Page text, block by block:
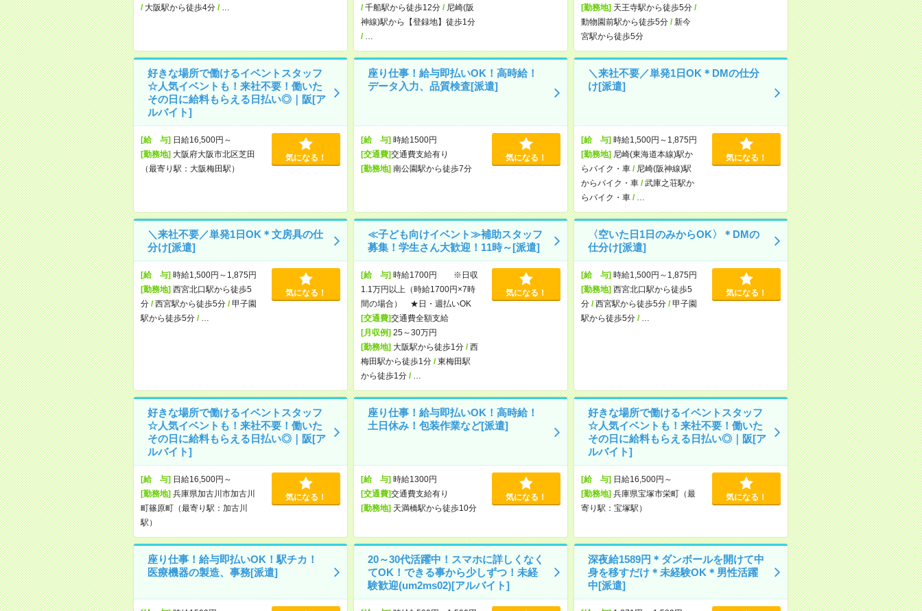
/ 大阪駅から徒歩4分/
/千船駅から徒歩12分/ 尼崎(阪
神線)駅から【登録地】徒歩1分
/
[勤務地]天王寺駅から徒歩5分/
動物園前駅から徒歩5分/新今
宮駅から徒歩5分
好きな場所で働けるイベントスタッフ
☆人気イベントも！来社不要！働いた
その日に給料もらえる日払い◎｜阪[ア
ルバイト]
[給 与]日給16,500円～
[勤務地]大阪府大阪市北区芝田
（最寄り駅：大阪梅田駅）
気になる！
座り仕事！給与即払いOK！高時給！
データ入力、品質検査[派遣]
[給 与]時給1500円
[交通費]交通費支給有り
[勤務地]南公園駅から徒歩7分
気になる！
＼来社不要／単発1日OK＊DMの仕分
け[派遣]
[給 与]時給1,500円～1,875円
[勤務地]尼崎(東海道本線)駅か
らバイク・車/ 尼崎(阪神線)駅
からバイク・車/武庫之荘駅か
らバイク・車/
気になる！
＼来社不要／単発1日OK＊文房具の仕
分け[派遣]
[給 与]時給1,500円～1,875円
[勤務地]西宮北口駅から徒歩5
分/西宮駅から徒歩5分/甲子園
駅から徒歩5分/
気になる！
≪子ども向けイベント≫補助スタッフ
募集！学生さん大歓迎！11時～[派遣]
[給 与]時給1700円 ※日収
1.1万円以上（時給1700円×7時
間の場合） ★日・週払いOK
[交通費]交通費全額支給
[月収例]25～30万円
[勤務地]大阪駅から徒歩1分/西
梅田駅から徒歩1分/東梅田駅
から徒歩1分/
気になる！
〈空いた日1日のみからOK〉＊DMの
仕分け[派遣]
[給 与]時給1,500円～1,875円
[勤務地]西宮北口駅から徒歩5
分/西宮駅から徒歩5分/甲子園
駅から徒歩5分/
気になる！
好きな場所で働けるイベントスタッフ
☆人気イベントも！来社不要！働いた
その日に給料もらえる日払い◎｜阪[ア
ルバイト]
[給 与]日給16,500円～
[勤務地]兵庫県加古川市加古川
町篠原町（最寄り駅：加古川
駅）
気になる！
座り仕事！給与即払いOK！高時給！
土日休み！包装作業など[派遣]
[給 与]時給1300円
[交通費]交通費支給有り
[勤務地]天満橋駅から徒歩10分
気になる！
好きな場所で働けるイベントスタッフ
☆人気イベントも！来社不要！働いた
その日に給料もらえる日払い◎｜阪[ア
ルバイト]
[給 与]日給16,500円～
[勤務地]兵庫県宝塚市栄町（最
寄り駅：宝塚駅）
気になる！
座り仕事！給与即払いOK！駅チカ！
医療機器の製造、事務[派遣]
20～30代活躍中！スマホに詳しくなく
てOK！できる事から少しずつ！未経
験歓迎(um2ms02)[アルバイト]
深夜給1589円＊ダンボールを開けて中
身を移すだけ＊未経験OK＊男性活躍
中[派遣]